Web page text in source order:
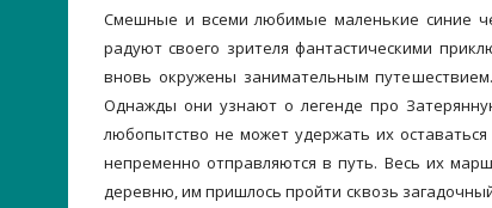
Смешные и всеми любимые маленькие синие
радуют своего зрителя фантастическими
вновь окружены занимательным
Однажды они узнают о легенде про
любопытство не может удержать их
непременно отправляются в путь. Весь их
деревню, им пришлось пройти сквозь